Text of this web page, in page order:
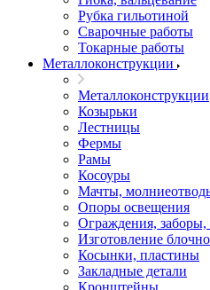
Рубка гильотиной
Сварочные работы
Токарные работы
Металлоконструкции
Металлоконструкции
Козырьки
Лестницы
Фермы
Рамы
Косоуры
Мачты,
Опоры освещения
Ограждения, заборы,
Изготовление
Косынки, пластины
Закладные детали
Кронштейны